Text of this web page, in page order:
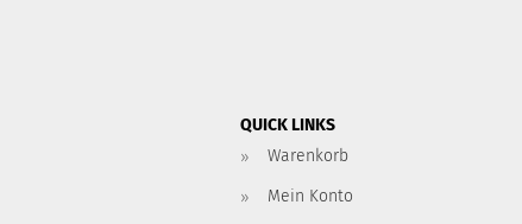
QUICK LINKS
Warenkorb
Mein Konto